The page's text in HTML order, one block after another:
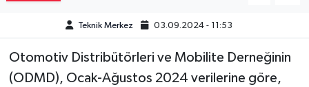
Teknik Merkez 03.09.2024 - 11:53
Otomotiv Distribütörleri ve Mobilite Derneğinin
(ODMD), Ocak-Ağustos 2024 verilerine göre,
Siyaset
Spor